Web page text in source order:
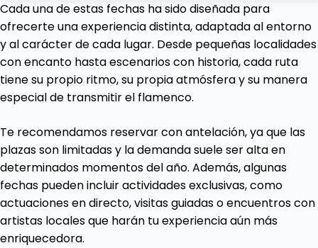
Cada una de estas fechas ha sido diseñada para
ofrecerte una experiencia distinta, adaptada al entorno
y al carácter de cada lugar. Desde pequeñas localidades
con encanto hasta escenarios con historia, cada ruta
tiene su propio ritmo, su propia atmósfera y su manera
especial de transmitir el flamenco.
Te recomendamos reservar con antelación, ya que las
plazas son limitadas y la demanda suele ser alta en
determinados momentos del año. Además, algunas
fechas pueden incluir actividades exclusivas, como
actuaciones en directo, visitas guiadas o encuentros con
artistas locales que harán tu experiencia aún más
enriquecedora.